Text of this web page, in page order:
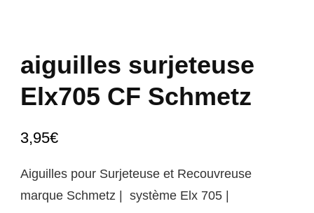
aiguilles surjeteuse
Elx705 CF Schmetz
3,95€
Aiguilles pour Surjeteuse et Recouvreuse
marque Schmetz | système Elx 705 |